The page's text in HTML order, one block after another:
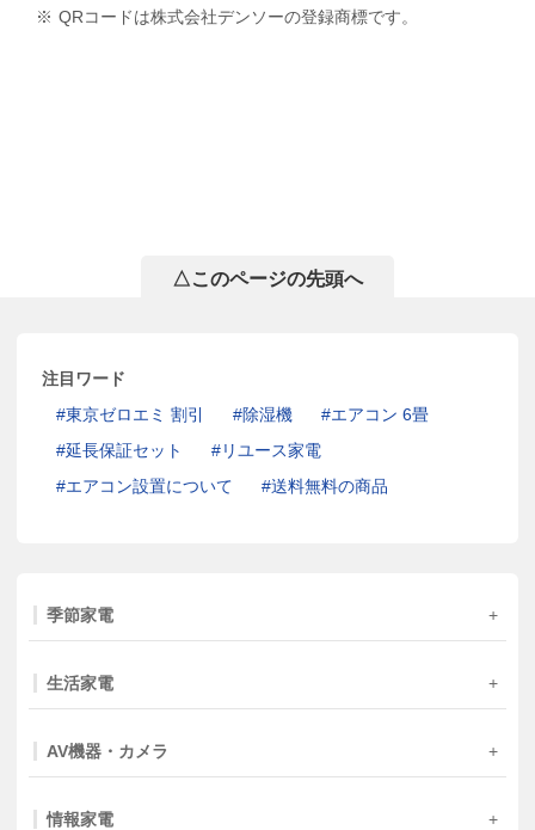
※ QRコードは株式会社デンソーの登録商標です。
△このページの先頭へ
注目ワード
東京ゼロエミ 割引
除湿機
エアコン 6畳
延長保証セット
リユース家電
エアコン設置について
送料無料の商品
季節家電
生活家電
AV機器・カメラ
情報家電